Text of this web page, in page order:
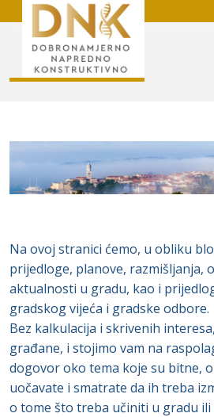
Na ovoj stranici ćemo, u obliku
prijedloge, planove, razmišljanja,
aktualnosti u gradu, kao i
gradskog vijeća i gradske odbore.
Bez kalkulacija i skrivenih
građane, i stojimo vam na
dogovor oko tema koje su bitne,
uočavate i smatrate da ih treba
o tome što treba učiniti u gradu